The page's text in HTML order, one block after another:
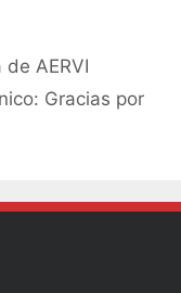
AERVI
Gracias por